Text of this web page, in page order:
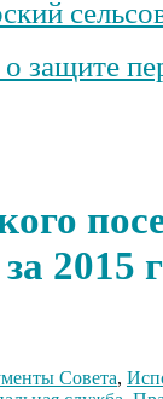
защите
2015
Совета,